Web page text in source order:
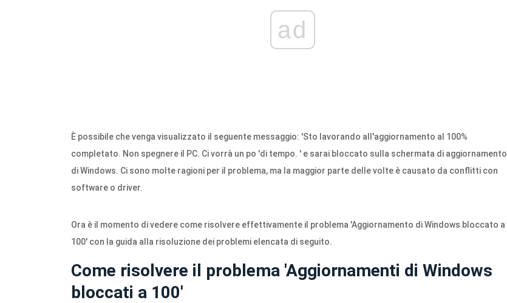
ad
È possibile che venga visualizzato il seguente messaggio: 'Sto lavorando all'aggiornamento al 100%
completato. Non spegnere il PC. Ci vorrà un po 'di tempo. ' e sarai bloccato sulla schermata di aggiornamento
di Windows. Ci sono molte ragioni per il problema, ma la maggior parte delle volte è causato da conflitti con
software o driver.
Ora è il momento di vedere come risolvere effettivamente il problema 'Aggiornamento di Windows bloccato a
100' con la guida alla risoluzione dei problemi elencata di seguito.
Come risolvere il problema 'Aggiornamenti di Windows
bloccati a 100'